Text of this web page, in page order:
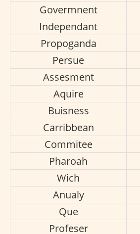
Govermnent
Independant
Propoganda
Persue
Assesment
Aquire
Buisness
Carribbean
Commitee
Pharoah
Wich
Anualy
Que
Profeser